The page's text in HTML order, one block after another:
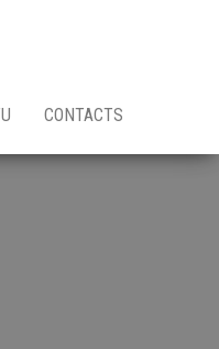
CONTACTS